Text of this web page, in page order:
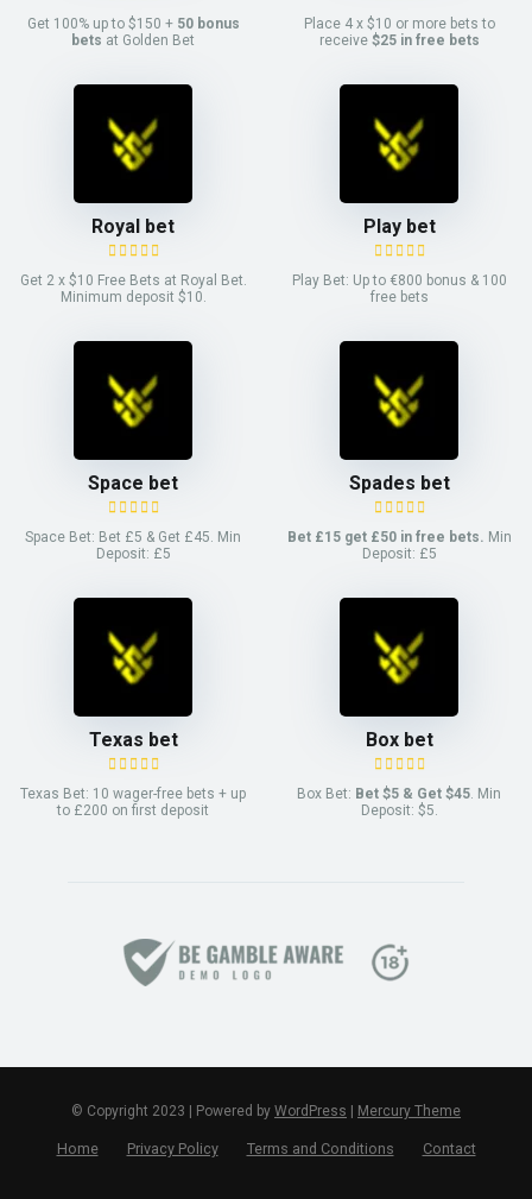
Get 100% up to $150 + 50 bonus
bets at Golden Bet
Place 4 x $10 or more bets to
receive $25 in free bets
Royal bet
Get 2 x $10 Free Bets at Royal Bet.
Minimum deposit $10.
Play bet
Play Bet: Up to €800 bonus & 100
free bets
Space bet
Space Bet: Bet £5 & Get £45. Min
Deposit: £5
Spades bet
Bet £15 get £50 in free bets. Min
Deposit: £5
Texas bet
Texas Bet: 10 wager-free bets + up
to £200 on first deposit
Box bet
Box Bet: Bet $5 & Get $45. Min
Deposit: $5.
© Copyright 2023 | Powered by WordPress Mercury Theme
Home Privacy Policy Terms and Conditions Contact